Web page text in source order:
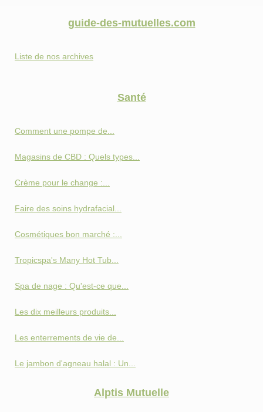
guide-des-mutuelles.com
Liste de nos archives
Santé
Comment une pompe de...
Magasins de CBD : Quels types...
Crème pour le change :...
Faire des soins hydrafacial...
Cosmétiques bon marché :...
Tropicspa's Many Hot Tub...
Spa de nage : Qu'est-ce que...
Les dix meilleurs produits...
Les enterrements de vie de...
Le jambon d'agneau halal : Un...
Alptis Mutuelle